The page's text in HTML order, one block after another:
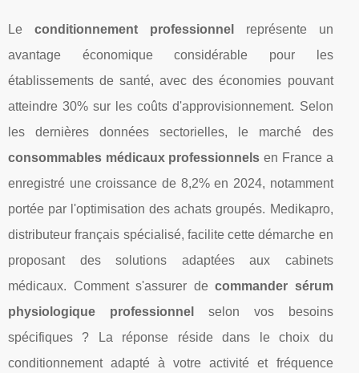
Le conditionnement professionnel
représente un
avantage économique considérable pour les
établissements de santé, avec des économies pouvant
atteindre 30% sur les coûts d'approvisionnement. Selon
les dernières données sectorielles, le marché des
consommables médicaux professionnels en France a
enregistré une croissance de 8,2% en 2024, notamment
portée par l'optimisation des achats groupés. Medikapro,
distributeur français spécialisé, facilite cette démarche en
proposant des solutions adaptées aux cabinets
médicaux. Comment s'assurer decommander sérum
physiologique professionnel
selon vos besoins
spécifiques ? La réponse réside dans le choix du
conditionnement adapté à votre activité et fréquence